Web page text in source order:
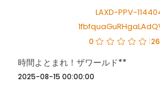
LAXD-PPV-
0 26
2025-08-15 00:00:00
時間よとまれ！ザワールド**